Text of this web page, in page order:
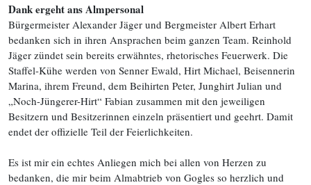
Dank ergeht ans Almpersonal
Bürgermeister Alexander Jäger und Bergmeister Albert Erhart
bedanken sich in ihren Ansprachen beim ganzen Team. Reinhold
Jäger zündet sein bereits erwähntes, rhetorisches Feuerwerk. Die
Staffel-Kühe werden von Senner Ewald, Hirt Michael, Beisennerin
Marina, ihrem Freund, dem Beihirten Peter, Junghirt Julian und
„Noch-Jüngerer-Hirt“ Fabian zusammen mit den jeweiligen
Besitzern und Besitzerinnen einzeln präsentiert und geehrt. Damit
endet der offizielle Teil der Feierlichkeiten.
Es ist mir ein echtes Anliegen mich bei allen von Herzen zu
bedanken, die mir beim Almabtrieb von Gogles so herzlich und